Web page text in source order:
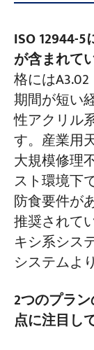
ISO 12944-
が含まれて
格には
期間が短い
性アクリル
す。産業用
大規模修理
スト環境下
防食要件が
推奨されて
キシ系シス
システムよ
2つのプラ
点に注目し